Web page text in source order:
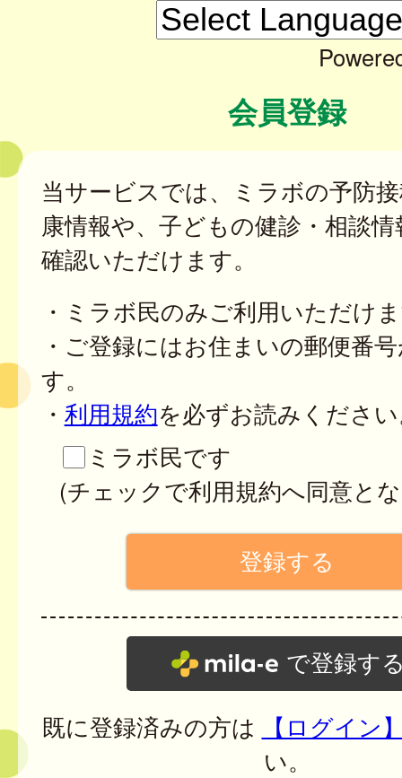
会員登録
当サービスでは、ミラボの予防
康情報や、子どもの健診・相談
確認いただけます。
・ミラボ民のみご利用いただけ
・ご登録にはお住まいの郵便番
す。
・ 利用規約を必ずお読みくださ
ミラボ民です
(チェックで利用規約へ同意と
で登録す
既に登録済みの方は
【ログイン
い。